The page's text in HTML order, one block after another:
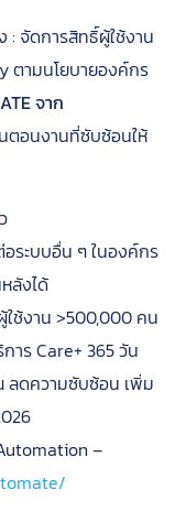
: จัดการสิทธิ์ผู้ใช้งาน
ตามนโยบายองค์กร
จาก
ตอนงานที่ซับซ้อนให้
ระบบอื่น ๆ ในองค์กร
ลังได้
ใช้งาน >500,000 คน
ร Care+ 365 วัน
ลดความซับซ้อน เพิ่ม
–